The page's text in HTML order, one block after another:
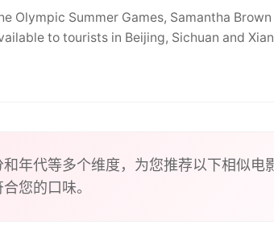
Olympic Summer Games, Samantha
to tourists in Beijing, Sichuan and
年代等多个维度，为您推荐以下相似电
您的口味。